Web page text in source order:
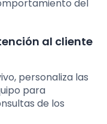
del
al cliente
personaliza las
para
de los